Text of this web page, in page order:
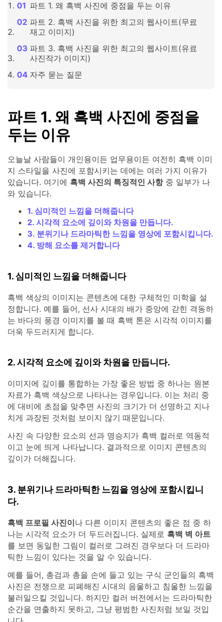
파트 1. 왜 흑백 사진에 중점을 두는 이유
파트 2. 흑백 사진을 위한 최고의 웹사이트(무료
재고 이미지)
파트 3. 흑백 사진을 위한 최고의 웹사이트(유료
사진작가 이미지)
자주 묻는 질문
파트 1. 왜 흑백 사진에 중점을
두는 이유
오늘날 사람들이 개인용이든 업무용이든 여전히 흑백 이미
지 스타일을 사진에 포함시키는 데에는 여러 가지 이유가
있습니다. 여기에 흑백 사진의 특징적인 사항중 일부가 나
와 있습니다.
1. 심미적인 느낌을 더해줍니다
2. 시각적 요소에 깊이와 차원을 만듭니다.
3. 분위기나 드라마틱한 느낌을 영상에 포함시킵니다.
4. 방해 요소를 제거합니다
1. 심미적인 느낌을 더해줍니다
흑백 색상의 이미지는 콘텐츠에 대한 구체적인 미학을 설
정합니다. 예를 들어, 선사 시대의 배가 중앙에 갇힌 격동하
는 바다의 풍경 이미지를 볼 때 흑백 톤은 시각적 이미지를
더욱 두드러지게 합니다.
2. 시각적 요소에 깊이와 차원을 만듭니다.
이미지에 깊이를 통합하는 가장 좋은 방법 중 하나는 원본
자료가 흑백 색상으로 나타나는 경우입니다. 이는 처리 중
에 대비에 초점을 맞추면 사진의 크기가 더 선명하고 지나
치게 과장된 것처럼 보이지 않기 때문입니다.
사진 속 다양한 요소의 선과 명승지가 흑백 컬러로 역동적
이고 눈에 띄게 나타납니다. 결과적으로 이미지 콘텐츠의
깊이가 더해집니다.
3. 분위기나 드라마틱한 느낌을 영상에 포함시킵니
다.
흑백 프로필 사진이나 다른 이미지 콘텐츠의 좋은 점 중 하
나는 시각적 요소가 더 두드러집니다. 실제로 흑백 벽 아트
를 보면 동일한 그림이 컬러로 그려진 경우보다 더 드라마
틱한 느낌이 있다는 것을 알 수 있습니다.
예를 들어, 총검과 총을 손에 들고 있는 구식 군인들의 흑백
사진은 전쟁으로 피폐해진 시대의 음울하고 침울한 느낌을
불러일으킬 것입니다. 하지만 컬러 버전에서는 드라마틱한
순간을 연출하지 못하고, 그냥 평범한 사진처럼 보일 것입